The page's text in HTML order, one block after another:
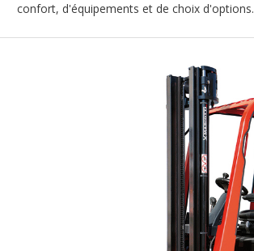
confort, d'équipements et de choix d'options.